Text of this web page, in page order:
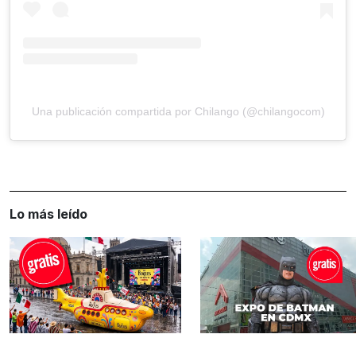
Una publicación compartida por Chilango (@chilangocom)
Lo más leído